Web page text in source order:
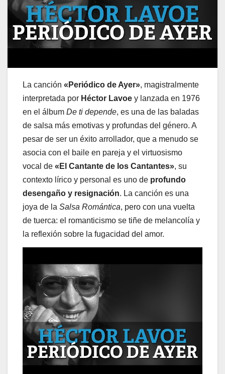
La canción «Periódico de Ayer», magistralmente
interpretada por Héctor Lavoe y lanzada en 1976
en el álbum De ti depende, es una de las baladas
de salsa más emotivas y profundas del género. A
pesar de ser un éxito arrollador, que a menudo se
asocia con el baile en pareja y el virtuosismo
vocal de «El Cantante de los Cantantes», su
contexto lírico y personal es uno de profundo
desengaño y resignación. La canción es una
joya de la Salsa Romántica, pero con una vuelta
de tuerca: el romanticismo se tiñe de melancolía y
la reflexión sobre la fugacidad del amor.